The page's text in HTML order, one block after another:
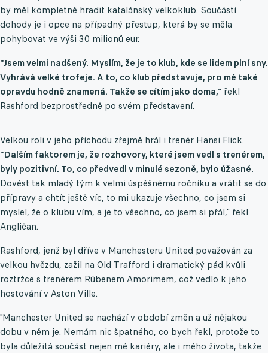
by měl kompletně hradit katalánský velkoklub. Součástí
dohody je i opce na případný přestup, která by se měla
pohybovat ve výši 30 milionů eur.
"Jsem velmi nadšený. Myslím, že je to klub, kde se lidem plní sny.
Vyhrává velké trofeje. A to, co klub představuje, pro mě také
opravdu hodně znamená. Takže se cítím jako doma," řekl
Rashford bezprostředně po svém představení.
Velkou roli v jeho příchodu zřejmě hrál i trenér Hansi Flick.
"Dalším faktorem je, že rozhovory, které jsem vedl s trenérem,
byly pozitivní. To, co předvedl v minulé sezoně, bylo úžasné.
Dovést tak mladý tým k velmi úspěšnému ročníku a vrátit se do
přípravy a chtít ještě víc, to mi ukazuje všechno, co jsem si
myslel, že o klubu vím, a je to všechno, co jsem si přál," řekl
Angličan.
Rashford, jenž byl dříve v Manchesteru United považován za
velkou hvězdu, zažil na Old Trafford i dramatický pád kvůli
roztržce s trenérem Rúbenem Amorimem, což vedlo k jeho
hostování v Aston Ville.
"Manchester United se nachází v období změn a už nějakou
dobu v něm je. Nemám nic špatného, co bych řekl, protože to
byla důležitá součást nejen mé kariéry, ale i mého života, takže